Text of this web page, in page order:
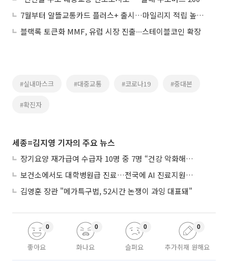
7월부터 알뜰교통카드 플러스+ 출시…마일리지 적립 높이고 모든 카드사 사용
블랙록 토큰화 MMF, 유럽 시장 진출∙∙∙스테이블코인 확장
#실내마스크 #대중교통 #코로나19 #중대본
#확진자
세종=김지영 기자의 주요 뉴스
장기요양 재가급여 수급자 10명 중 7명 “건강 악화해도 집에서”
보건소에서도 대학병원급 진료…전국에 AI 진료지원도구 보급
김영훈 장관 "메가특구법, 52시간 논쟁이 과잉 대표돼"
좋아요
0
화나요
0
슬퍼요
0
추가취재 원해요
0